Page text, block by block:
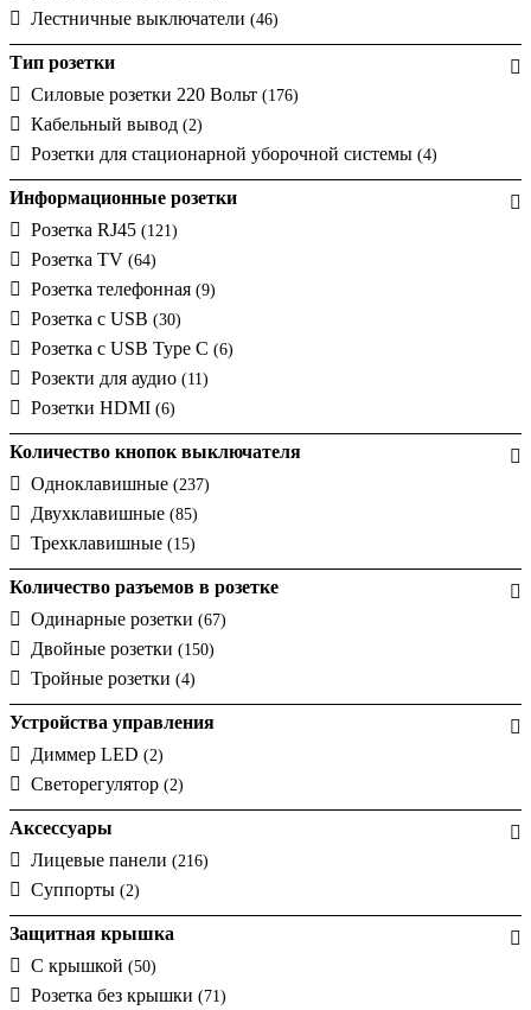
Лестничные выключатели (46)
Тип розетки
Силовые розетки 220 Вольт (176)
Кабельный вывод (2)
Розетки для стационарной уборочной системы (4)
Информационные розетки
Розетка RJ45 (121)
Розетка TV (64)
Розетка телефонная (9)
Розетка с USB (30)
Розетка с USB Type C (6)
Розекти для аудио (11)
Розетки HDMI (6)
Количество кнопок выключателя
Одноклавишные (237)
Двухклавишные (85)
Трехклавишные (15)
Количество разъемов в розетке
Одинарные розетки (67)
Двойные розетки (150)
Тройные розетки (4)
Устройства управления
Диммер LED (2)
Светорегулятор (2)
Аксессуары
Лицевые панели (216)
Суппорты (2)
Защитная крышка
С крышкой (50)
Розетка без крышки (71)